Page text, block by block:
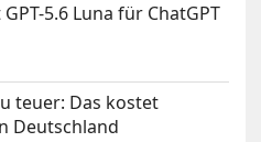
5.6 Luna für ChatGPT
teuer: Das kostet
Deutschland